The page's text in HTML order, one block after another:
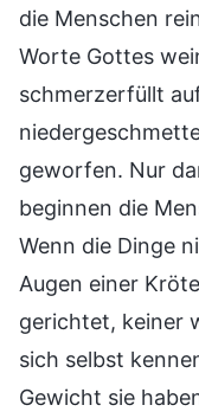
die Menschen
Worte Gottes
schmerzerfüllt
geworfen. Nur
beginnen die
Wenn die Dinge
Augen einer
gerichtet, keiner
sich selbst
Gewicht sie